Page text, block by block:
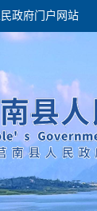
政府门户网站